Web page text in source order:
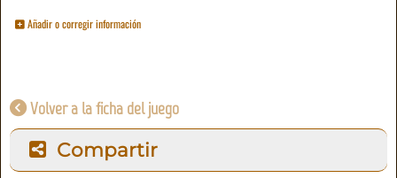
Añadir o corregir información
Volver a la ficha del juego
Compartir